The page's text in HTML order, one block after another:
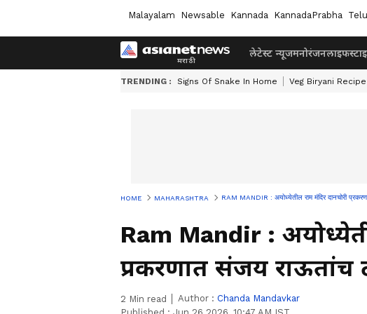
Malayalam Newsable Kannada KannadaPrabha
लेटेस्ट न्यूजमनोरंजन
TRENDING : Signs Of Snake In Home Veg Biryani Recipe
HOME MAHARASHTRA RAM MANDIR : अयोध्येतील राम मंदिर दानचोरी
Ram Mandir :
प्रकरणात संजय राऊतांच
2 Min read Author : Chanda Mandavkar